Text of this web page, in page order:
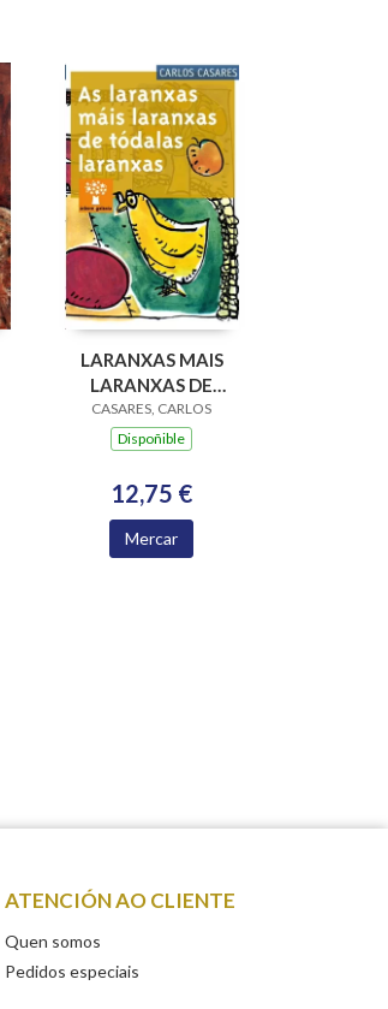
LARANXAS MAIS
LARANXAS DE
TODALAS
LARANXAS, AS
CASARES, CARLOS
Dispoñible
12,75 €
Mercar
ATENCIÓN AO CLIENTE
Quen somos
Pedidos especiais